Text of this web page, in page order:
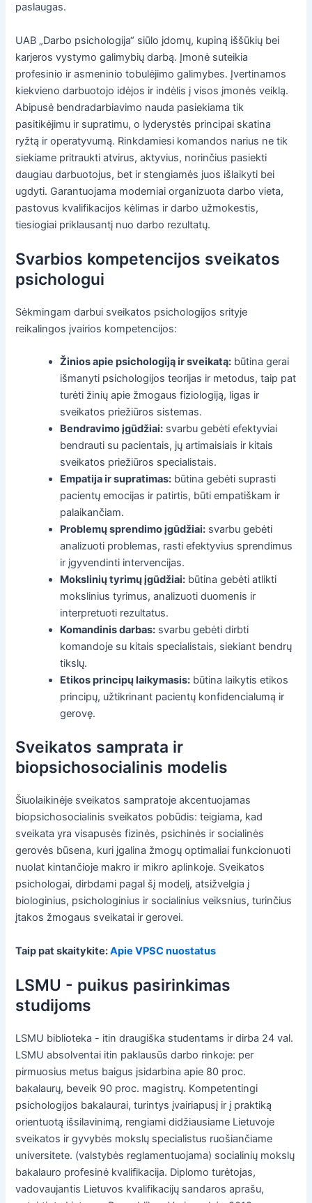
paslaugas.
UAB „Darbo psichologija“ siūlo įdomų, kupiną iššūkių bei
karjeros vystymo galimybių darbą. Įmonė suteikia
profesinio ir asmeninio tobulėjimo galimybes. Įvertinamos
kiekvieno darbuotojo idėjos ir indėlis į visos įmonės veiklą.
Abipusė bendradarbiavimo nauda pasiekiama tik
pasitikėjimu ir supratimu, o lyderystės principai skatina
ryžtą ir operatyvumą. Rinkdamiesi komandos narius ne tik
siekiame pritraukti atvirus, aktyvius, norinčius pasiekti
daugiau darbuotojus, bet ir stengiamės juos išlaikyti bei
ugdyti. Garantuojama moderniai organizuota darbo vieta,
pastovus kvalifikacijos kėlimas ir darbo užmokestis,
tiesiogiai priklausantį nuo darbo rezultatų.
Svarbios kompetencijos sveikatos
psichologui
Sėkmingam darbui sveikatos psichologijos srityje
reikalingos įvairios kompetencijos:
Žinios apie psichologiją ir sveikatą: būtina gerai
išmanyti psichologijos teorijas ir metodus, taip pat
turėti žinių apie žmogaus fiziologiją, ligas ir
sveikatos priežiūros sistemas.
Bendravimo įgūdžiai: svarbu gebėti efektyviai
bendrauti su pacientais, jų artimaisiais ir kitais
sveikatos priežiūros specialistais.
Empatija ir supratimas: būtina gebėti suprasti
pacientų emocijas ir patirtis, būti empatiškam ir
palaikančiam.
Problemų sprendimo įgūdžiai: svarbu gebėti
analizuoti problemas, rasti efektyvius sprendimus
ir įgyvendinti intervencijas.
Mokslinių tyrimų įgūdžiai: būtina gebėti atlikti
mokslinius tyrimus, analizuoti duomenis ir
interpretuoti rezultatus.
Komandinis darbas: svarbu gebėti dirbti
komandoje su kitais specialistais, siekiant bendrų
tikslų.
Etikos principų laikymasis: būtina laikytis etikos
principų, užtikrinant pacientų konfidencialumą ir
gerovę.
Sveikatos samprata ir
biopsichosocialinis modelis
Šiuolaikinėje sveikatos sampratoje akcentuojamas
biopsichosocialinis sveikatos pobūdis: teigiama, kad
sveikata yra visapusės fizinės, psichinės ir socialinės
gerovės būsena, kuri įgalina žmogų optimaliai funkcionuoti
nuolat kintančioje makro ir mikro aplinkoje. Sveikatos
psichologai, dirbdami pagal šį modelį, atsižvelgia į
biologinius, psichologinius ir socialinius veiksnius, turinčius
įtakos žmogaus sveikatai ir gerovei.
Taip pat skaitykite:Apie VPSC nuostatus
LSMU - puikus pasirinkimas
studijoms
LSMU biblioteka - itin draugiška studentams ir dirba 24 val.
LSMU absolventai itin paklausūs darbo rinkoje: per
pirmuosius metus baigus įsidarbina apie 80 proc.
bakalaurų, beveik 90 proc. magistrų. Kompetentingi
psichologijos bakalaurai, turintys įvairiapusį ir į praktiką
orientuotą išsilavinimą, rengiami didžiausiame Lietuvoje
sveikatos ir gyvybės mokslų specialistus ruošiančiame
universitete. (valstybės reglamentuojama) socialinių mokslų
bakalauro profesinė kvalifikacija. Diplomo turėtojas,
vadovaujantis Lietuvos kvalifikacijų sandaros aprašu,